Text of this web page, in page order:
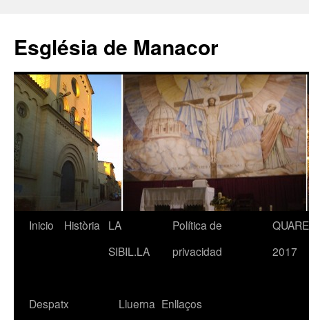
contenido
Església de Manacor
Inicio Història
LA
SIBIL.LA
Política de
privacidad
2017
Despatx
Lluerna Enllaços